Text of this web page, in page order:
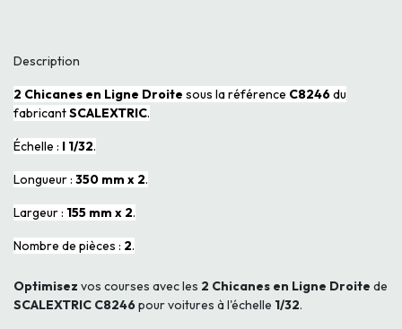
Description
2 Chicanes en Ligne Droite sous la référence C8246du
fabricantSCALEXTRIC.
Échelle : I 1/32.
Longueur : 350 mm x 2.
Largeur : 155 mm x 2.
Nombre de pièces : 2.
Optimisez vos courses avec les 2 Chicanes en Ligne Droite de
SCALEXTRIC C8246pour voitures à l'échelle 1/32.